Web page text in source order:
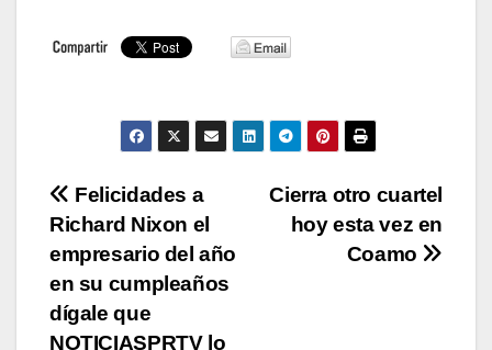
Navegación
de
entradas
Cierra otro cuartel
hoy esta vez en
Coamo
Felicidades a
Richard Nixon el
empresario del año
en su cumpleaños
dígale que
NOTICIASPRTV lo